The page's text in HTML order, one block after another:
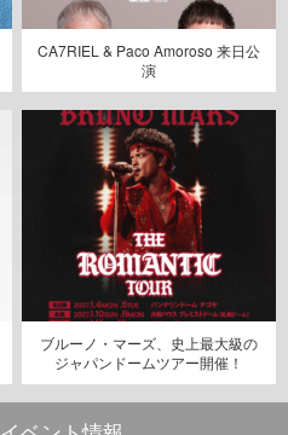
CA7RIEL & Paco Amoroso 来日公
演
ブルーノ・マーズ、史上最大級の
ジャパンドームツアー開催！